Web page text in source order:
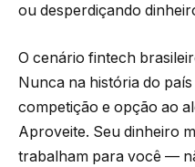
ou desperdiçando
O cenário fintech
Nunca na história do
competição e opção ao
Aproveite. Seu dinheiro
trabalham para você —